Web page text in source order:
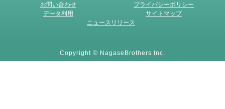
お問い合わせ
プライバシーポリシー
データ利用
サイトマップ
ニュースリリース
Copyright © NagaseBrothers Inc.